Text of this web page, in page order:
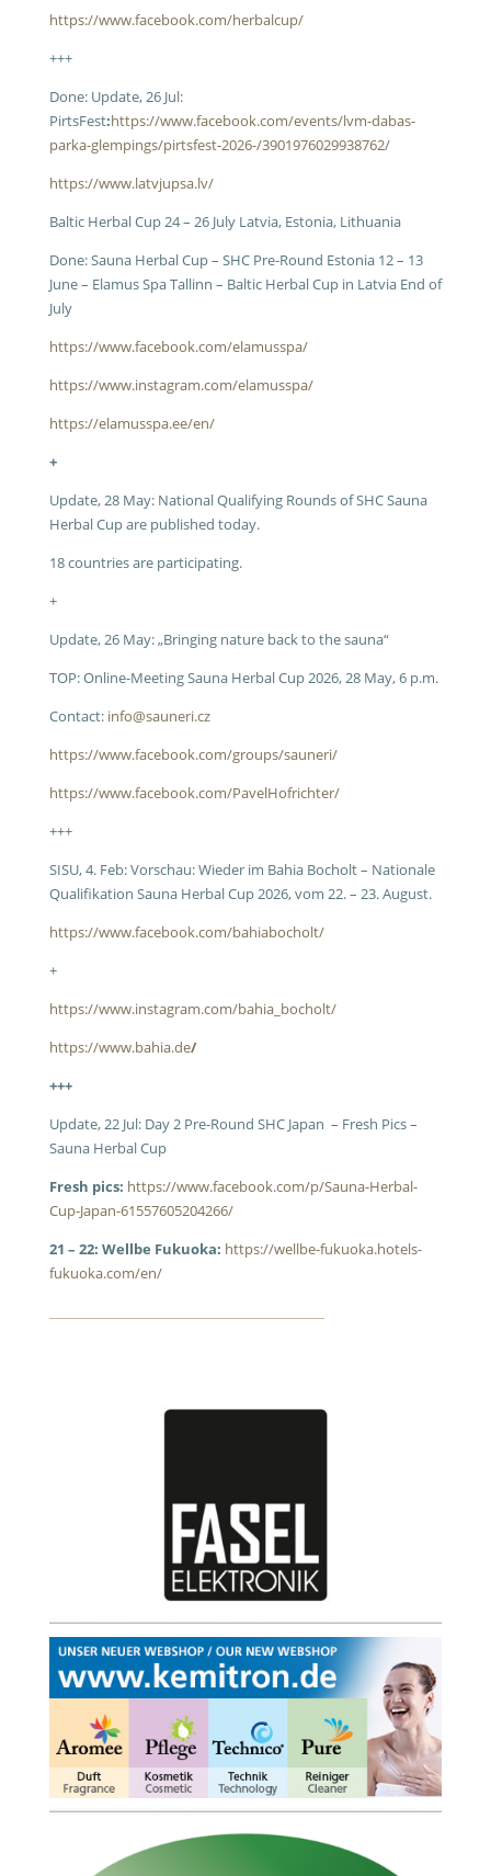
https://www.facebook.com/herbalcup/
+++
Done: Update, 26 Jul:
PirtsFest:https://www.facebook.com/events/lvm-dabas-
parka-glempings/pirtsfest-2026-/3901976029938762/
https://www.latvjupsa.lv/
Baltic Herbal Cup 24 – 26 July Latvia, Estonia, Lithuania
Done: Sauna Herbal Cup – SHC Pre-Round Estonia 12 – 13
June – Elamus Spa Tallinn – Baltic Herbal Cup in Latvia End of
July
https://www.facebook.com/elamusspa/
https://www.instagram.com/elamusspa/
https://elamusspa.ee/en/
+
Update, 28 May: National Qualifying Rounds of SHC Sauna
Herbal Cup are published today.
18 countries are participating.
+
Update, 26 May: „Bringing nature back to the sauna“
TOP: Online-Meeting Sauna Herbal Cup 2026, 28 May, 6 p.m.
Contact: info@sauneri.cz
https://www.facebook.com/groups/sauneri/
https://www.facebook.com/PavelHofrichter/
+++
SISU, 4. Feb: Vorschau: Wieder im Bahia Bocholt – Nationale
Qualifikation Sauna Herbal Cup 2026, vom 22. – 23. August.
https://www.facebook.com/bahiabocholt/
+
https://www.instagram.com/bahia_bocholt/
https://www.bahia.de/
+++
Update, 22 Jul: Day 2 Pre-Round SHC Japan – Fresh Pics –
Sauna Herbal Cup
Fresh pics: https://www.facebook.com/p/Sauna-Herbal-
Cup-Japan-61557605204266/
21 – 22: Wellbe Fukuoka: https://wellbe-fukuoka.hotels-
fukuoka.com/en/